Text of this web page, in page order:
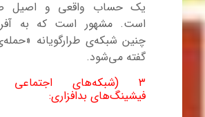
یک حساب واقعی و اصیل
است. مشهور است که به
چنین شبکه‌ی طرارگویانه
گفته می‌شود.
۳ (شبکه‌های اجتماعی
فیشینگهای بدافزاری: